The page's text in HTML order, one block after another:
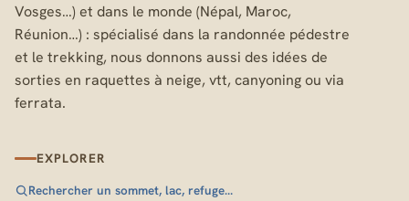
Vosges…) et dans le monde (Népal, Maroc,
Réunion…) : spécialisé dans la randonnée pédestre
et le trekking, nous donnons aussi des idées de
sorties en raquettes à neige, vtt, canyoning ou via
ferrata.
EXPLORER
Rechercher un sommet, lac, refuge…